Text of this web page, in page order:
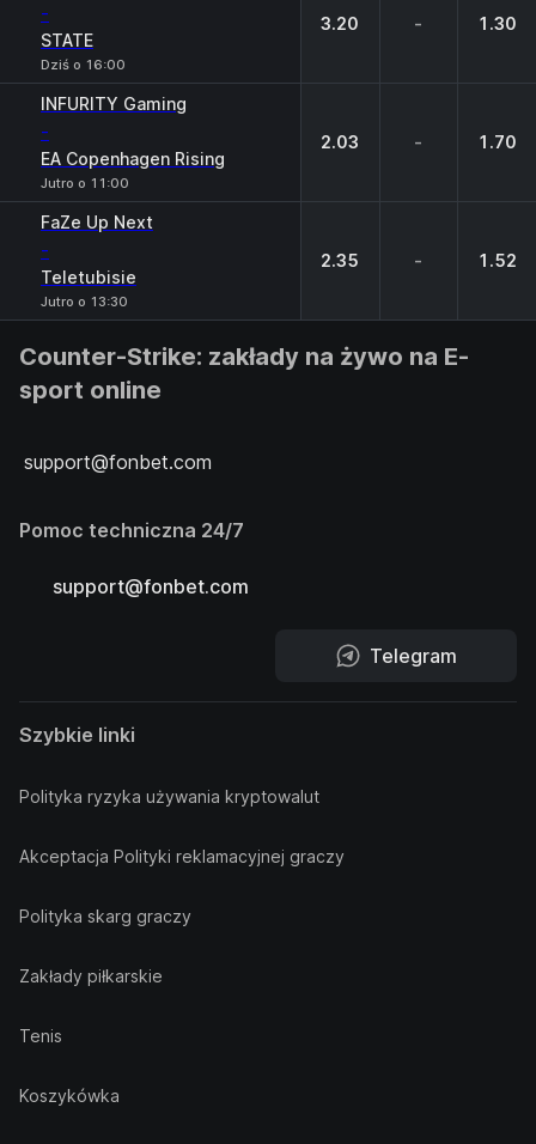
-
STATE
Dziś o 16:00
3.20 - 1.30
INFURITY Gaming
-
EA Copenhagen Rising
Jutro o 11:00
2.03 - 1.70
FaZe Up Next
-
Teletubisie
Jutro o 13:30
2.35 - 1.52
Counter-Strike: zakłady na żywo na E-
sport online
support@fonbet.com
Pomoc techniczna 24/7
support@fonbet.com
Telegram
Szybkie linki
Polityka ryzyka używania kryptowalut
Akceptacja Polityki reklamacyjnej graczy
Polityka skarg graczy
Zakłady piłkarskie
Tenis
Koszykówka